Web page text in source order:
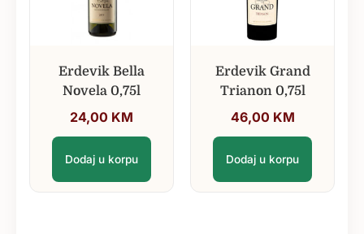
Erdevik Bella
Novela 0,75l
24,00 KM
Dodaj u korpu
Erdevik Grand
Trianon 0,75l
46,00 KM
Dodaj u korpu